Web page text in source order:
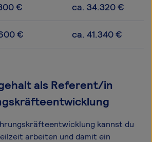
€ ca. 34.320 €
€ ca. 41.340 €
als Referent/in
kannst du
arbeiten und damit ein